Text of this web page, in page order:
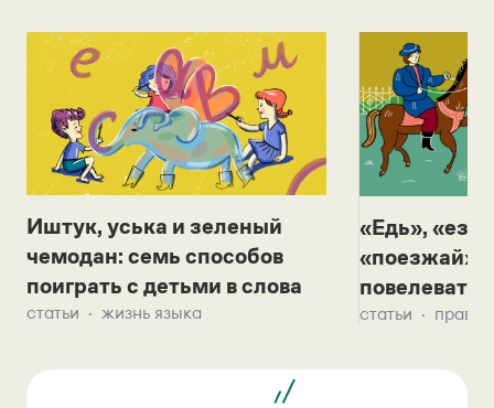
Иштук, уська и зеленый
чемодан: семь способов
поиграть с детьми в слова
статьи жизнь языка
«Едь»,
«поезжай»?
повелевать
статьи